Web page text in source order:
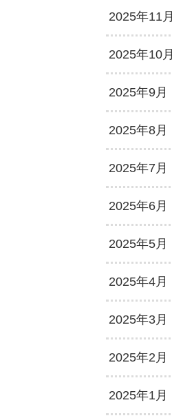
2025年11月
2025年10月
2025年9月
2025年8月
2025年7月
2025年6月
2025年5月
2025年4月
2025年3月
2025年2月
2025年1月